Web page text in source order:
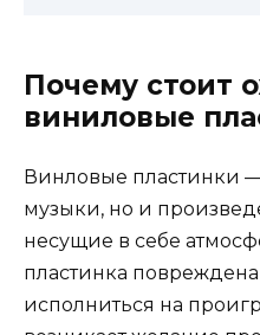
Почему стоит
виниловые
Винловые пластинки
музыки, но и
несущие в себе
пластинка
исполниться на